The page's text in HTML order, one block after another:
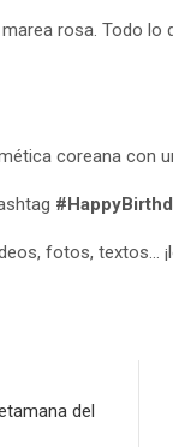
rosa. Todo
coreana con
fotos, textos…
del